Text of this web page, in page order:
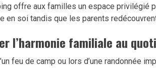
offre aux familles un espace privilégié
en soi tandis que les parents
l’harmonie familiale au
feu de camp ou lors d’une randonnée